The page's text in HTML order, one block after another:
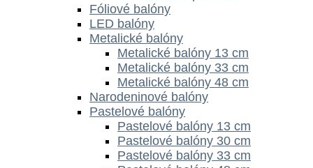
Fóliové balóny
LED balóny
Metalické balóny
Metalické balóny 13 cm
Metalické balóny 33 cm
Metalické balóny 48 cm
Narodeninové balóny
Pastelové balóny
Pastelové balóny 13 cm
Pastelové balóny 30 cm
Pastelové balóny 33 cm